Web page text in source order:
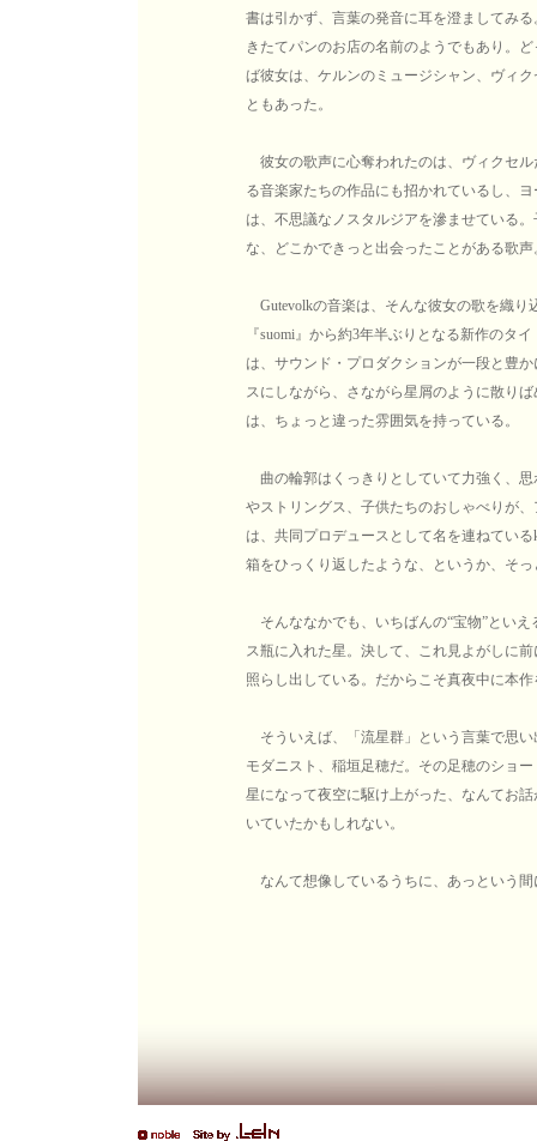
書は引かず、言葉の発音に耳を澄ましてみ
きたてパンのお店の名前のようでもあり。
ば彼女は、ケルンのミュージシャン、ヴィ
ともあった。
彼女の歌声に心奪われたのは、ヴィクセ
る音楽家たちの作品にも招かれているし、
は、不思議なノスタルジアを滲ませている
な、どこかできっと出会ったことがある歌声
Gutevolkの音楽は、そんな彼女の歌を織り
『suomi』から約3年半ぶりとなる新作のタ
は、サウンド・プロダクションが一段と豊
スにしながら、さながら星屑のように散り
は、ちょっと違った雰囲気を持っている。
曲の輪郭はくっきりとしていて力強く、
やストリングス、子供たちのおしゃべりが
は、共同プロデュースとして名を連ねている
箱をひっくり返したような、というか、そ
そんななかでも、いちばんの“宝物”とい
ス瓶に入れた星。決して、これ見よがしに
照らし出している。だからこそ真夜中に本
そういえば、「流星群」という言葉で思
モダニスト、稲垣足穂だ。その足穂のショ
星になって夜空に駆け上がった、なんてお
いていたかもしれない。
なんて想像しているうちに、あっという